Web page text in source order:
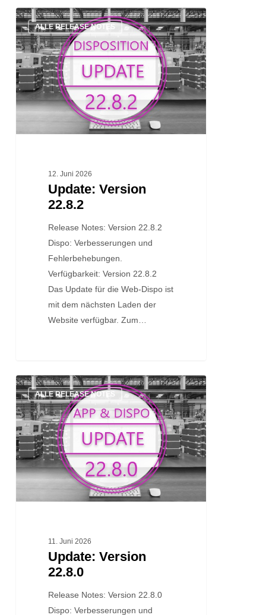
Update:
Version
22.8.2
ALLE RELEASE NOTES
12. Juni 2026
Update: Version
22.8.2
Release Notes: Version 22.8.2
Dispo: Verbesserungen und
Fehlerbehebungen.
Verfügbarkeit: Version 22.8.2
Das Update für die Web-Dispo ist
mit dem nächsten Laden der
Website verfügbar. Zum…
Update:
Version
22.8.0
ALLE RELEASE NOTES
11. Juni 2026
Update: Version
22.8.0
Release Notes: Version 22.8.0
Dispo: Verbesserungen und